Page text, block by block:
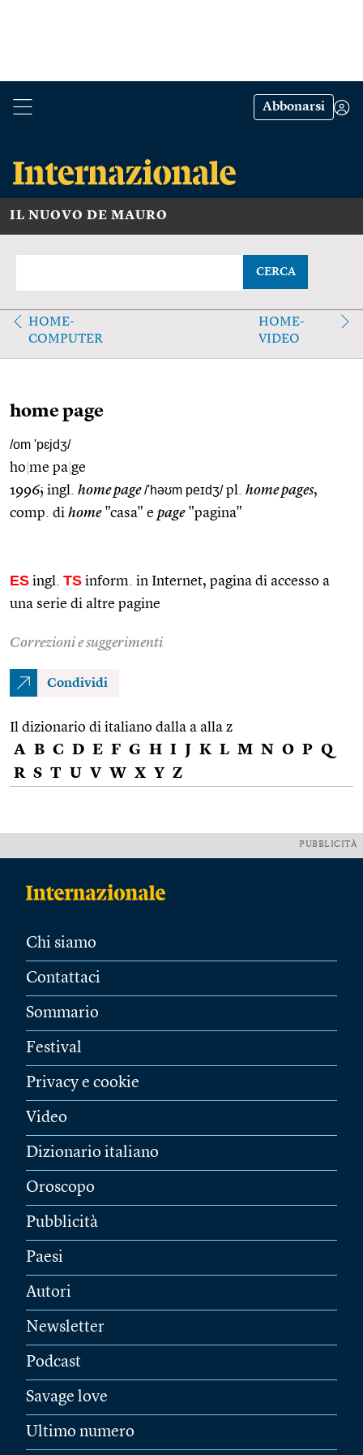
Abbonarsi
IL NUOVO DE MAURO
CERCA
HOME-
COMPUTER
HOME-
VIDEO
home page
/om 'pɛjdʒ/
ho me pa ge
1996; ingl. home page /'həʊm peɪdʒ/pl. home pages,
comp. di home"casa" e page"pagina"
ES ingl. TS inform. in Internet, pagina di accesso a
una serie di altre pagine
Correzioni e suggerimenti
Condividi
Il dizionario di italiano dalla a alla z
A B C D E F G H I J K L M N O P Q
R S T U V W X Y Z
PUBBLICITÀ
Chi siamo
Contattaci
Sommario
Festival
Privacy e cookie
Video
Dizionario italiano
Oroscopo
Pubblicità
Paesi
Autori
Newsletter
Podcast
Savage love
Ultimo numero